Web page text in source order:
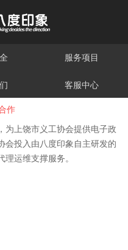
服务项目
客服中心
作
为上饶市义工协会提供电子政
会投入由八度印象自主研发的
运维支撑服务。